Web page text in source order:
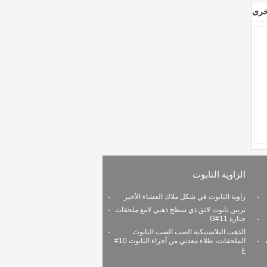
الزاوية التابوت
زاوية التابوت في شكل ملاك العشاء الأخير
تزيين تابوت لائق ذي سطح ذهبي لامع ملحقات
جنازة 11#G
الذهب البلاستيكية الصب الصب التابوت
الملحقات، طلاء معدني من أجزاء التابوت 10#
غ